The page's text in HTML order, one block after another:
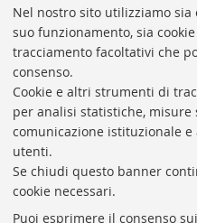
Nel nostro sito utilizziamo
suo funzionamento, sia
tracciamento facoltativi che
consenso.
Cookie e altri strumenti di
per analisi statistiche, misure
comunicazione istituzionale
utenti.
Se chiudi questo banner
cookie necessari.
Puoi esprimere il consenso
«
Precedenti
12
elementi